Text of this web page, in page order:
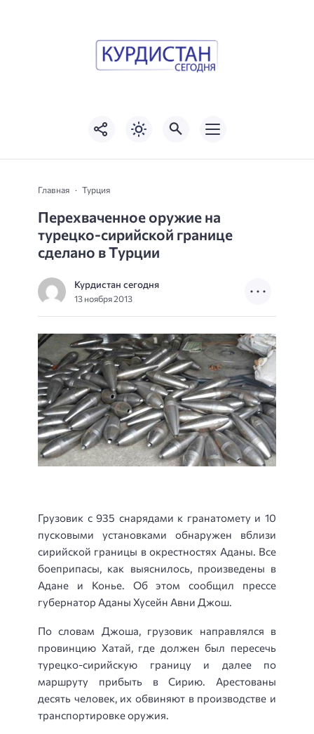
Главная Турция
Перехваченное оружие на
турецко-сирийской границе
сделано в Турции
Курдистан сегодня
13 ноября 2013
Грузовик с 935 снарядами к гранатомету и 10
пусковыми установками обнаружен вблизи
сирийской границы в окрестностях Аданы. Все
боеприпасы, как выяснилось, произведены в
Адане и Конье. Об этом сообщил прессе
губернатор Аданы Хусейн Авни Джош.
По словам Джоша, грузовик направлялся в
провинцию Хатай, где должен был пересечь
турецко-сирийскую границу и далее по
маршруту прибыть в Сирию. Арестованы
десять человек, их обвиняют в производстве и
транспортировке оружия.